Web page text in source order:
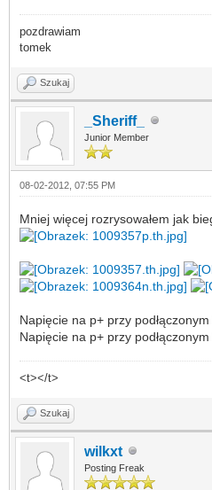
pozdrawiam
tomek
Szukaj
_Sheriff_
Junior Member
08-02-2012, 07:55 PM
Mniej więcej rozrysowałem jak
Napięcie na p+ przy
Napięcie na p+ przy
<t></t>
Szukaj
wilkxt
Posting Freak